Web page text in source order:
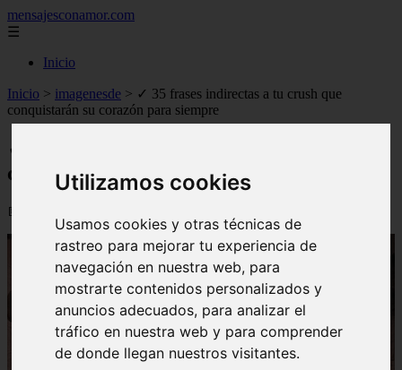
Utilizamos cookies
Usamos cookies y otras técnicas de
rastreo para mejorar tu experiencia de
navegación en nuestra web, para
mostrarte contenidos personalizados y
anuncios adecuados, para analizar el
tráfico en nuestra web y para comprender
de donde llegan nuestros visitantes.
mensajesconamor.com
☰
Inicio
Inicio > imagenesde > ✓ 35 frases indirectas a tu crush que
conquistarán su corazón para siempre
✓ 35 frases indirectas a tu crush que
conquistarán su corazón para siempre
📅 08/09/2025